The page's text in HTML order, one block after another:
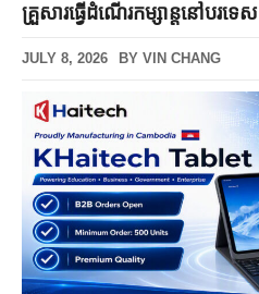
គ្រួសារធ្វើដំណើរកម្សាន្តនៅបរទេស
JULY 8, 2026 BY VIN CHANG